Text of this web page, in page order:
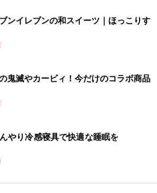
ンイレブンの和スイーツ｜ほっこりす
鬼滅やカービィ！今だけのコラボ商品
やり冷感寝具で快適な睡眠を